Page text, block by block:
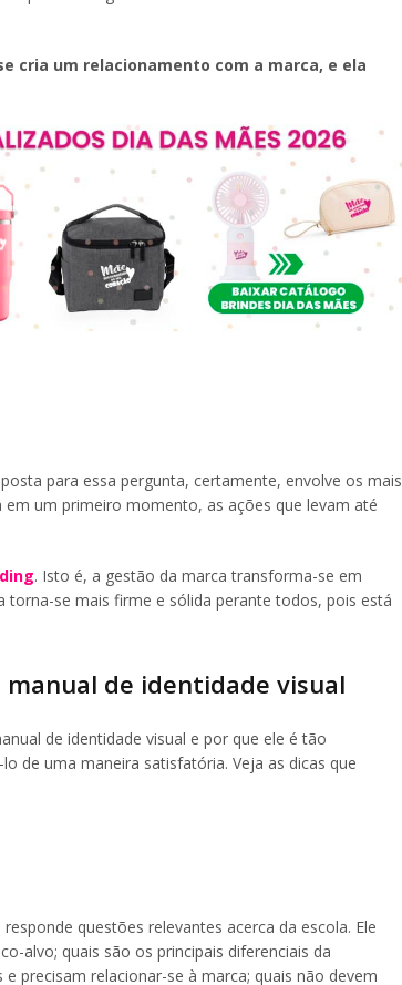
cria um relacionamento com a marca, e ela
para essa pergunta, certamente, envolve os mais
um primeiro momento, as ações que levam até
. Isto é, a gestão da marca transforma-se em
se mais firme e sólida perante todos, pois está
de identidade visual
de identidade visual e por que ele é tão
de uma maneira satisfatória. Veja as dicas que
questões relevantes acerca da escola. Ele
alvo; quais são os principais diferenciais da
precisam relacionar-se à marca; quais não devem